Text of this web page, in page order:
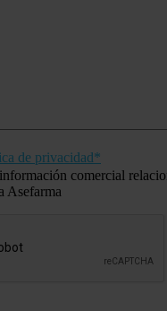
de privacidad*
comercial
Asefarma